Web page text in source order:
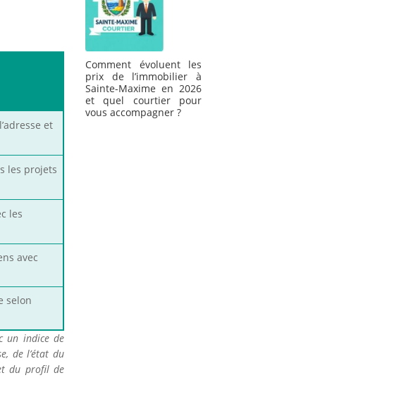
et
les projets
les
avec
selon
un indice de
de l’état du
du profil de
Comment évoluent les
prix de l’immobilier à
Sainte-Maxime en 2026
et quel courtier pour
vous accompagner ?